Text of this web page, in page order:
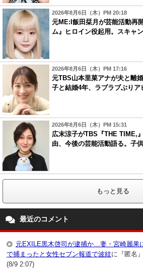
2026年8月6日（木）PM 20:18
元ME:I飯田栞月が芸能活動再
ム』ヒロイン役起用。スキャ
2026年8月6日（木）PM 17:16
元TBS山本里菜アナが夫と離
子と結婚4年、ラブラブぶり
2026年8月6日（木）PM 15:31
広末涼子がTBS『THE TIME,
由、今後の芸能活動語る。子
もっと見る
最近のコメント
元EXILE黒木啓司が逮捕か…妻・宮崎麗果
で捕まったと女性セブン報道で波紋に『匿名
(8/9 2:07)